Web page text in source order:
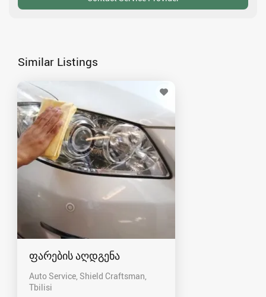
Similar Listings
ფარების აღდგენა
Auto Service, Shield Craftsman
Tbilisi